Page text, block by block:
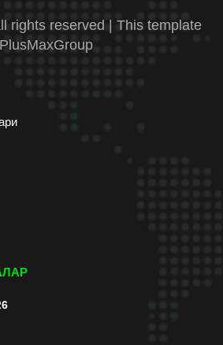
rights reserved | This template
PlusMaxGroup